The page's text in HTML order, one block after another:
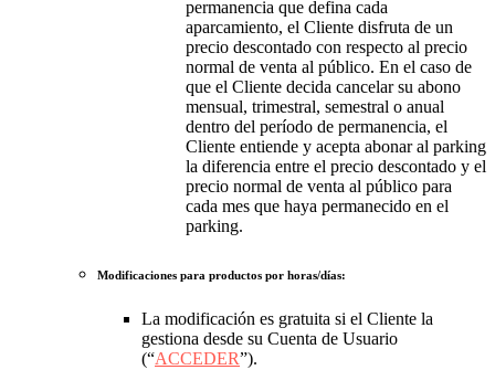
permanencia que defina cada
aparcamiento, el Cliente disfruta de un
precio descontado con respecto al precio
normal de venta al público. En el caso de
que el Cliente decida cancelar su abono
mensual, trimestral, semestral o anual
dentro del período de permanencia, el
Cliente entiende y acepta abonar al parking
la diferencia entre el precio descontado y el
precio normal de venta al público para
cada mes que haya permanecido en el
parking.
Modificaciones para productos por horas/días:
La modificación es gratuita si el Cliente la
gestiona desde su Cuenta de Usuario
(“ACCEDER”).